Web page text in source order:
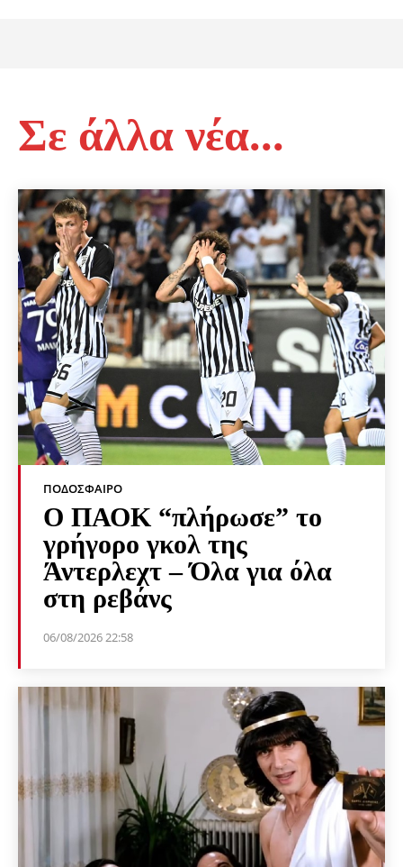
Σε άλλα νέα...
ΠΟΔΌΣΦΑΙΡΟ
Ο ΠΑΟΚ “πλήρωσε” το
γρήγορο γκολ της
Άντερλεχτ – Όλα για όλα
στη ρεβάνς
06/08/2026 22:58